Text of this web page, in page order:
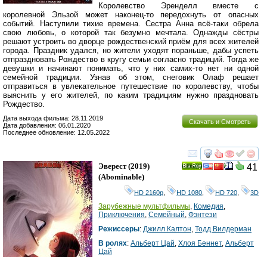
Королевство Эренделл вместе с
королевной Эльзой может наконец-то передохнуть от опасных
событий. Наступили тихие времена. Сестра Анна всё-таки обрела
свою любовь, о которой так безумно мечтала. Однажды сёстры
решают устроить во дворце рождественский приём для всех жителей
города. Праздник удался, но жители уходят пораньше, дабы успеть
отпраздновать Рождество в кругу семьи согласно традиций. Тогда же
девушки и начинают понимать, что у них самих-то нет ни одной
семейной традиции. Узнав об этом, снеговик Олаф решает
отправиться в увлекательное путешествие по королевству, чтобы
выяснить у его жителей, по каким традициям нужно праздновать
Рождество.
Скачать и Смотреть
Дата выхода фильма: 28.11.2019
Дата добавления: 06.01.2020
Последнее обновление: 12.05.2022
смотреть
41
Эверест(2019)
(Abominable)
HD 2160р HD 1080 HD 720 3D
Зарубежные мультфильмы, Комедия,
Приключения, Семейный, Фэнтези
Режиссеры: Джилл Калтон, Тодд Вилдерман
В ролях: Альберт Цай, Хлоя Беннет, Альберт
Цай